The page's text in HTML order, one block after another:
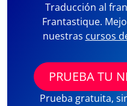
Traducción al
Frantastique.
nuestras cursos
PRUEBA TU
Prueba gratuita,